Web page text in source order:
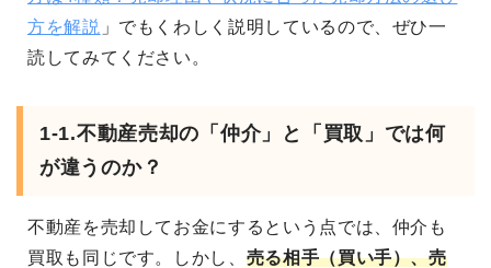
方を解説 」でもくわしく説明しているので、ぜひ一
読してみてください。
1-1.不動産売却の「仲介」と「買取」では何
が違うのか？
不動産を売却してお金にするという点では、仲介も
買取 も同じです。しかし、 売る相手（買い手）、売